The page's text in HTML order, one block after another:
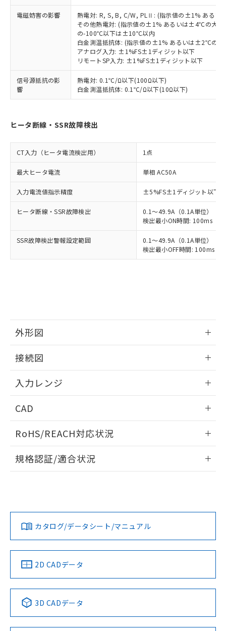
電磁妨害の影響
熱電対: R, S, B, C/W, PLⅡ: (指示値の±1% ある
その他熱電対: (指示値の±1% あるいは±4℃の大き
の-100℃以下は±10℃以内
白金測温抵抗体: (指示値の±1% あるいは±2℃の大
アナログ入力: ±1%FS±1ディジット以下
リモートSP入力: ±1%FS±1ディジット以下
信号源抵抗の影
響
熱電対: 0.1℃/Ω以下(100Ω以下)
白金測温抵抗体: 0.1℃/Ω以下(10Ω以下)
ヒータ断線・SSR故障検出
CT入力（ヒータ電流検出用） 1点
最大ヒータ電流 単相 AC50A
入力電流値指示精度 ±5%FS±1ディジット以下
ヒータ断線・SSR故障検出
0.1～49.9A（0.1A単位）
検出最小ON時間: 100ms（
SSR故障検出警報設定範囲
0.1～49.9A（0.1A単位）
検出最小OFF時間: 100ms（
外形図
接続図
入力レンジ
CAD
ドすることができます。
ログイン/会員登録
ダウンロードデータをご利用いただく前に、以下を必ずお読
みください。
ソフトウェアの使用条件
RoHS/REACH対応状況
EU RoHS 注意事項・凡例
対応済み
中国 RoHS 注意事項・凡例
Pb Hg Cd Cr(VI)
規格認証/適合状況
LR型式承認
（イギリス
船舶規格）
DNV型式承認
（ノルウェー
BV型式承認
（フランス
KR型式
（韓国
Yes No No No
この製品の規格認証/適合状況ページへ
その他の認証はこちらのページからご検索ください
カタログ/データシート/マニュアル
2D CADデータ
3D CADデータ